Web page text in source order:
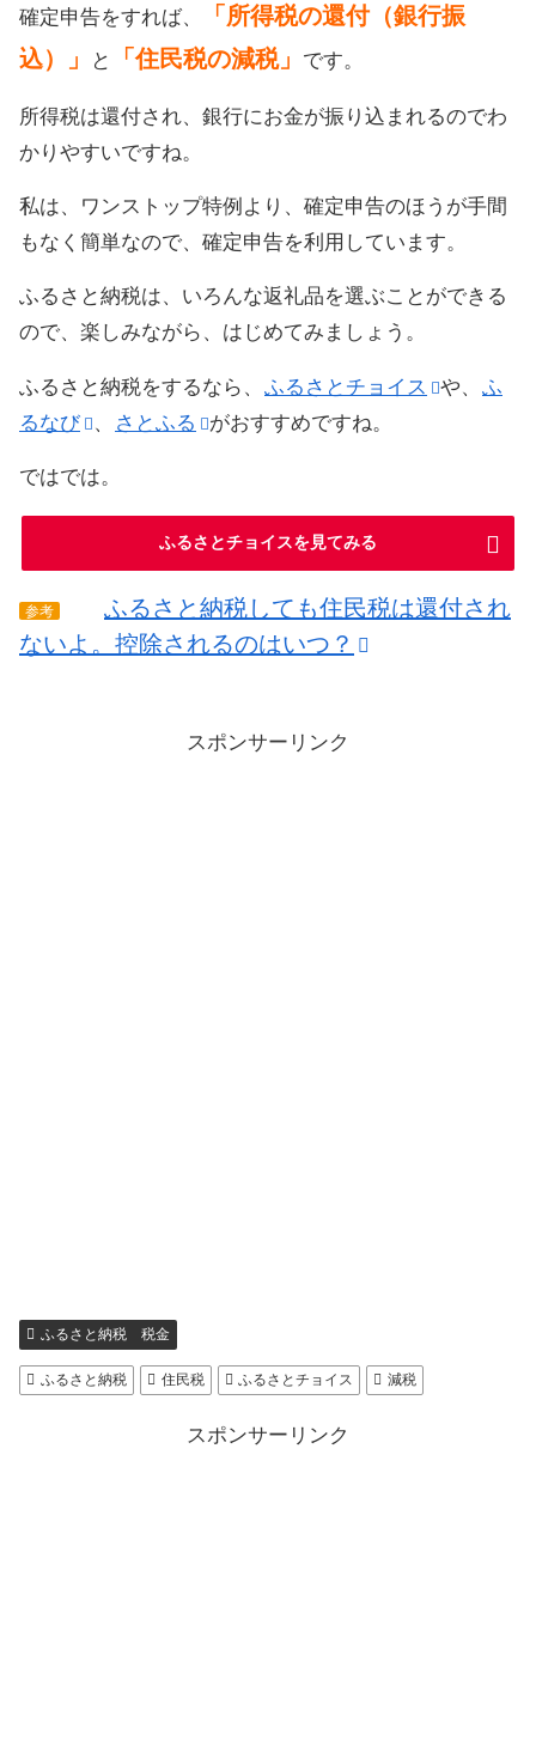
確定申告をすれば、
「所得税の還付（銀行振
込）」
と 「住民税の減税」 です。
所得税は還付され、銀行にお金が振り込まれるのでわ
かりやすいですね。
私は、ワンストップ特例より、確定申告のほうが手間
もなく簡単なので、確定申告を利用しています。
ふるさと納税は、いろんな返礼品を選ぶことができる
ので、楽しみながら、はじめてみましょう。
ふるさと納税をするなら、 ふるさとチョイス や、 ふ
るなび
、 さとふる がおすすめですね。
ではでは。
ふるさとチョイスを見てみる
参考
ふるさと納税しても住民税は還付され
ないよ。控除されるのはいつ？
スポンサーリンク
ふるさと納税 税金
ふるさと納税 住民税 ふるさとチョイス 減税
スポンサーリンク